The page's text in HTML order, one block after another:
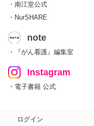
・南江堂公式
・NurSHARE
note
・『がん看護』編集室
Instagram
・電子書籍 公式
ログイン